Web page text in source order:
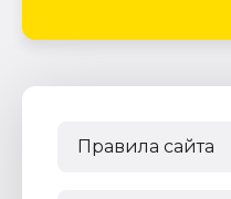
Правила сайта